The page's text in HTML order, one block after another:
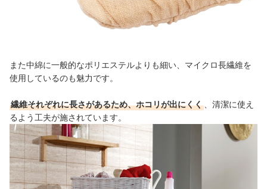
また中綿に一般的なポリエステルよりも細い、マイクロ長繊維を
使用しているのも魅力です。
繊維それぞれに長さがあるため、ホコリが出にくく
、清潔に使え
るよう工夫が施されています。